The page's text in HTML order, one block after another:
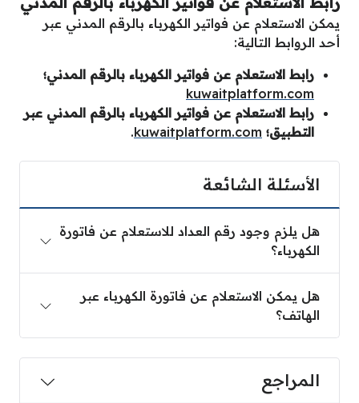
يمكن الاستعلام عن فواتير الكهرباء بالرقم المدني عبر
أحد الروابط التالية:
رابط الاستعلام عن فواتير الكهرباء بالرقم المدني؛
kuwaitplatform.com
رابط الاستعلام عن فواتير الكهرباء بالرقم المدني عبر
التطبيق؛ kuwaitplatform.com
.
الأسئلة الشائعة
هل يلزم وجود رقم العداد للاستعلام عن فاتورة
الكهرباء؟
هل يمكن الاستعلام عن فاتورة الكهرباء عبر
الهاتف؟
المراجع